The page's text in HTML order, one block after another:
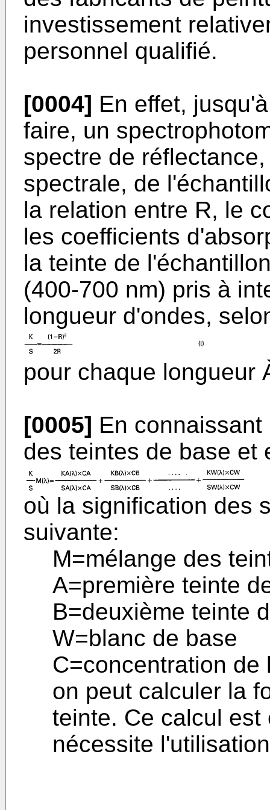
investissement
personnel qualifié.
[0004] En effet,
faire, un
spectre de
spectrale, de
la relation entre R, le
les coefficients
la teinte de
(400-700 nm) pris à
longueur d'ondes,
pour chaque longueur
[0005] En
des teintes de base et
où la signification des
suivante:
M=mélange des
A=première teinte
B=deuxième teinte
W=blanc de base
C=concentration
on peut calculer la
teinte. Ce calcul
nécessite